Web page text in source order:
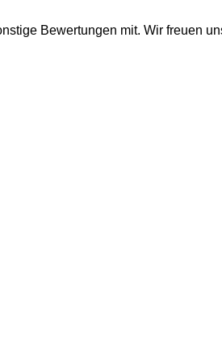
Bewertungen mit. Wir freuen